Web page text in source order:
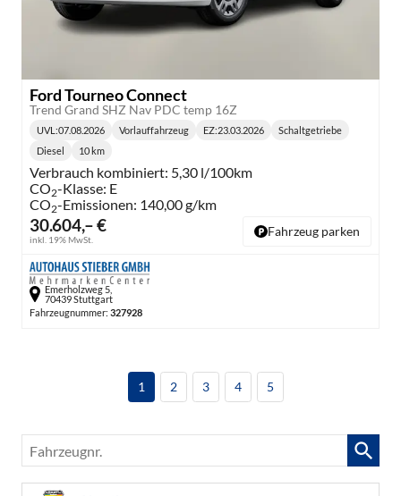
Ford Tourneo Connect
Trend Grand SHZ Nav PDC temp 16Z
30.604,– €
inkl. 19% MwSt.
Lieferzeit:
UVL :07.08.2026 Vorlauffahrzeug EZ:23.03.2026
Getriebe:
Schaltgetriebe
Kraftstoff:
Diesel
Kilometerstand:
10 km
Verbrauch kombiniert: 5,30 l/100km
CO2-Klasse: E
CO2-Emissionen: 140,00 g/km
Fahrzeug parken
Emerholzweg 5,
70439 Stuttgart
Fahrzeugnummer: 327928
1 2 3 4 5
Fahrzeugnr.